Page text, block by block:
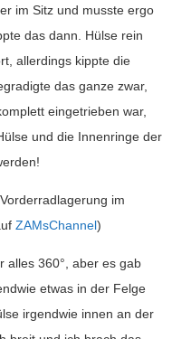
im Sitz und musste ergo
das dann. Hülse rein
allerdings kippte die
das ganze zwar,
eingetrieben war,
und die Innenringe der
im
ZAMsChannel)
alles 360°, aber es gab
etwas in der Felge
irgendwie innen an der